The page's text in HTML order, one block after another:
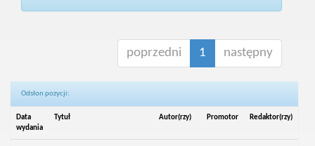
poprzedni 1 następny
Odsłon pozycji:
Data
wydania
Tytuł Autor(rzy) Promotor Redaktor(rzy)